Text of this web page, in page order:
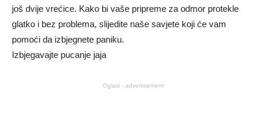
još dvije vrećice. Kako bi vaše pripreme za odmor protekle
glatko i bez problema, slijedite naše savjete koji će vam
pomoći da izbjegnete paniku.
Izbjegavajte pucanje jaja
Oglasi - advertisement